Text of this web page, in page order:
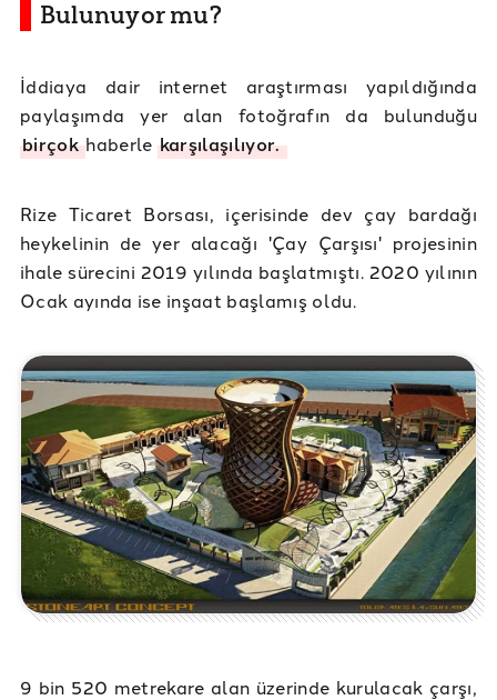
Bulunuyor mu?
İddiaya dair internet araştırması yapıldığında
paylaşımda yer alan fotoğrafın da bulunduğu
birçokhaberle karşılaşılıyor.
Rize Ticaret Borsası, içerisinde dev çay bardağı
heykelinin de yer alacağı 'Çay Çarşısı' projesinin
ihale sürecini 2019 yılında başlatmıştı. 2020 yılının
Ocak ayında ise inşaat başlamış oldu.
9 bin 520 metrekare alan üzerinde kurulacak çarşı,